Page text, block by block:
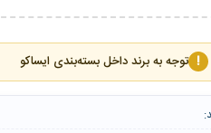
! توجه به برند داخل بسته‌بندی ایساکو